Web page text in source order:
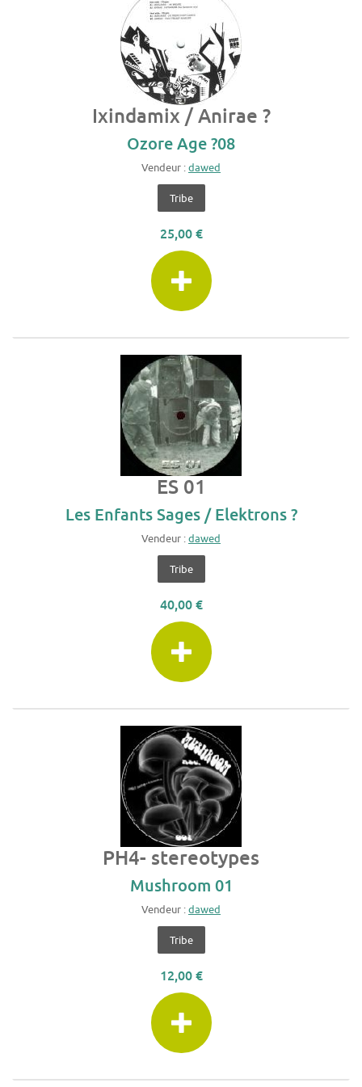
Ixindamix / Anirae ?
Ozore Age ?08
Vendeur :dawed
Tribe
25,00 €
ES 01
Les Enfants Sages / Elektrons ?
Vendeur :dawed
Tribe
40,00 €
PH4- stereotypes
Mushroom 01
Vendeur :dawed
Tribe
12,00 €